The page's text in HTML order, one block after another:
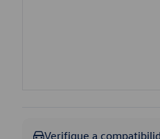
Verifique a